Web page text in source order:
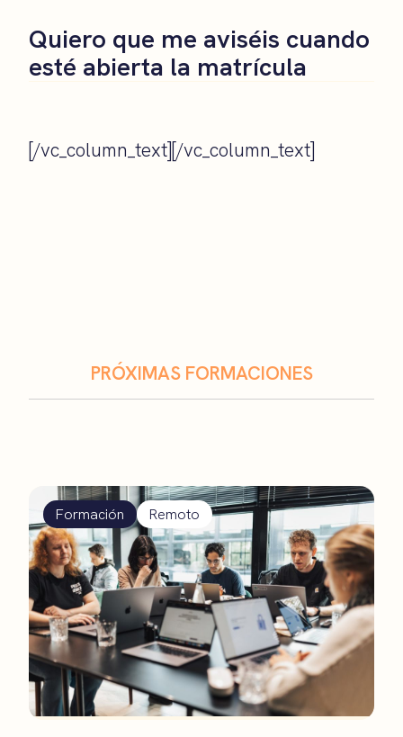
Quiero que me aviséis cuando
esté abierta la matrícula
[/vc_column_text][/vc_column_text]
PRÓXIMAS FORMACIONES
Formación Remoto